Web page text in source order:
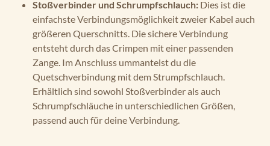
Stoßverbinder und Schrumpfschlauch: Dies ist die
einfachste Verbindungsmöglichkeit zweier Kabel auch
größeren Querschnitts. Die sichere Verbindung
entsteht durch das Crimpen mit einer passenden
Zange. Im Anschluss ummantelst du die
Quetschverbindung mit dem Strumpfschlauch.
Erhältlich sind sowohl Stoßverbinder als auch
Schrumpfschläuche in unterschiedlichen Größen,
passend auch für deine Verbindung.